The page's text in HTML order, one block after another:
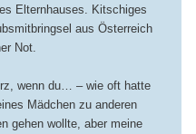
Elternhauses. Kitschiges
aus Österreich
Not.
wenn du… – wie oft hatte
Mädchen zu anderen
gehen wollte, aber meine